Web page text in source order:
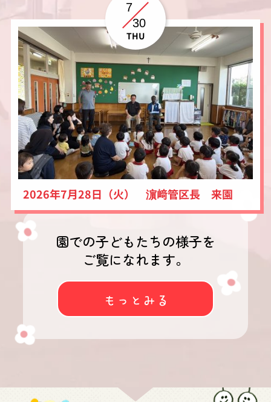
園での子どもたちの様子を
ご覧になれます。
7
30
THU
2026年7月28日（火） 濵﨑管区長 来園